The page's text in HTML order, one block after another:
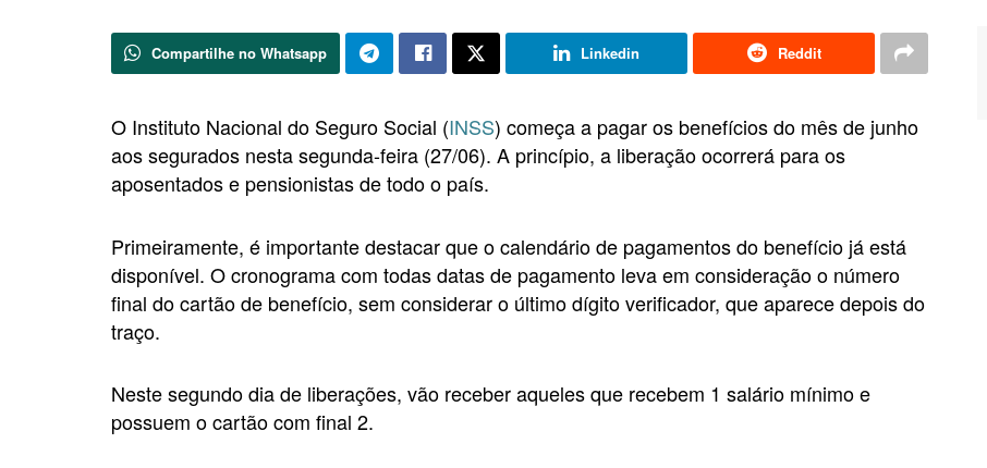
Compartilhe no Whatsapp Linkedin Reddit
O Instituto Nacional do Seguro Social (INSS) começa a pagar os benefícios do mês de junho
aos segurados nesta segunda-feira (27/06). A princípio, a liberação ocorrerá para os
aposentados e pensionistas de todo o país.
Primeiramente, é importante destacar que o calendário de pagamentos do benefício já está
disponível. O cronograma com todas datas de pagamento leva em consideração o número
final do cartão de benefício, sem considerar o último dígito verificador, que aparece depois do
traço.
Neste segundo dia de liberações, vão receber aqueles que recebem 1 salário mínimo e
possuem o cartão com final 2.